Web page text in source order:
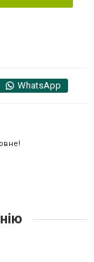
WhatsApp